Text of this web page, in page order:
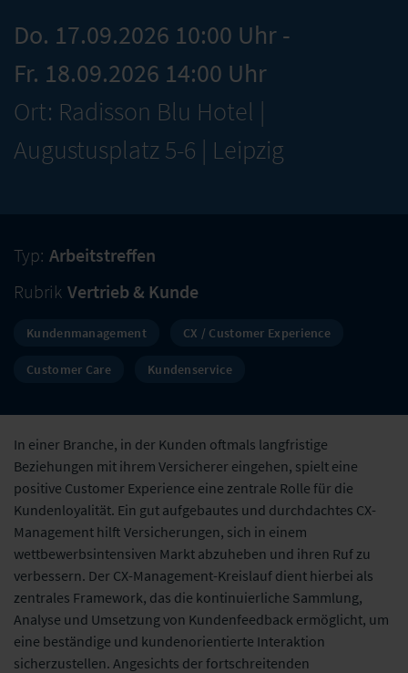
Do. 17.09.2026 10:00 Uhr -
Fr. 18.09.2026 14:00 Uhr
Ort: Radisson Blu Hotel |
Augustusplatz 5-6 | Leipzig
Typ: Arbeitstreffen
Rubrik Vertrieb & Kunde
Kundenmanagement CX / Customer Experience
Customer Care Kundenservice
In einer Branche, in der Kunden oftmals langfristige
Beziehungen mit ihrem Versicherer eingehen, spielt eine
positive Customer Experience eine zentrale Rolle für die
Kundenloyalität. Ein gut aufgebautes und durchdachtes CX-
Management hilft Versicherungen, sich in einem
wettbewerbsintensiven Markt abzuheben und ihren Ruf zu
verbessern. Der CX-Management-Kreislauf dient hierbei als
zentrales Framework, das die kontinuierliche Sammlung,
Analyse und Umsetzung von Kundenfeedback ermöglicht, um
eine beständige und kundenorientierte Interaktion
sicherzustellen. Angesichts der fortschreitenden